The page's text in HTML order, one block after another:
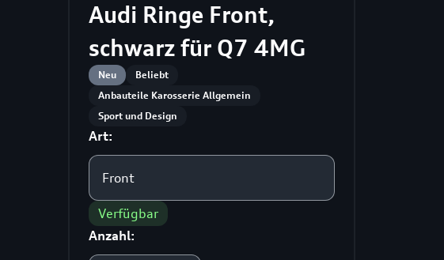
Audi Ringe Front,
schwarz für Q7 4MG
Neu
Beliebt
Anbauteile Karosserie Allgemein
Sport und Design
Art:
Front
Verfügbar
Anzahl: